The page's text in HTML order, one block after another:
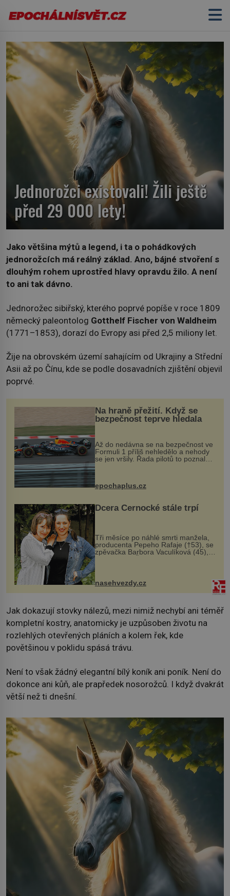
Jednorožci existovali! Žili ještě
před 29 000 lety!
Jako většina mýtů a legend, i ta o pohádkových
jednorožcích má reálný základ. Ano, bájné stvoření s
dlouhým rohem uprostřed hlavy opravdu žilo. A není
to ani tak dávno.
Jednorožec sibiřský, kterého poprvé popíše v roce 1809
německý paleontolog Gotthelf Fischer von Waldheim
(1771–1853), dorazí do Evropy asi před 2,5 miliony let.
Žije na obrovském území sahajícím od Ukrajiny a Střední
Asii až po Čínu, kde se podle dosavadních zjištění objevil
poprvé.
Na hraně přežití. Když se
bezpečnost teprve hledala
Až do nedávna se na bezpečnost ve
Formuli 1 příliš nehledělo a nehody
se jen vršily. Řada pilotů to poznala
na vlastní kůži, často s trvalými
následky nebo bohužel i ztrátou
života. Dnes nepochopiteln...
epochaplus.cz
Dcera Černocké stále trpí
Tři měsíce po náhlé smrti manžela,
producenta Pepeho Rafaje (†53), se
zpěvačka Barbora Vaculíková (45),
dcera Petry Černocké (75), poprvé
ozvala veřejnosti. Na sociální síti
sdílela, že se snaží fung...
nasehvezdy.cz
Jak dokazují stovky nálezů, mezi nimiž nechybí ani téměř
kompletní kostry, anatomicky je uzpůsoben životu na
rozlehlých otevřených pláních a kolem řek, kde
povětšinou v poklidu spásá trávu.
Není to však žádný elegantní bílý koník ani poník. Není do
dokonce ani kůň, ale prapředek nosorožců. I když dvakrát
větší než ti dnešní.